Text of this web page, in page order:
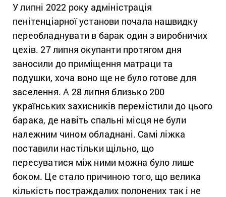
У липні 2022 року адміністрація
пенітенціарної установи почала нашвидку
переобладнувати в барак один з виробничих
цехів. 27 липня окупанти протягом дня
заносили до приміщення матраци та
подушки, хоча воно ще не було готове для
заселення. А 28 липня близько 200
українських захисників перемістили до цього
барака, де навіть спальні місця не були
належним чином обладнані. Самі ліжка
поставили настільки щільно, що
пересуватися між ними можна було лише
боком. Це стало причиною того, що велика
кількість постраждалих полонених так і не